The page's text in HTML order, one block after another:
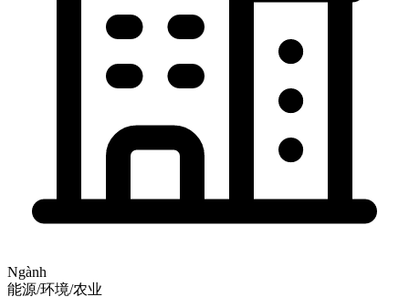
Ngành
能源/环境/农业